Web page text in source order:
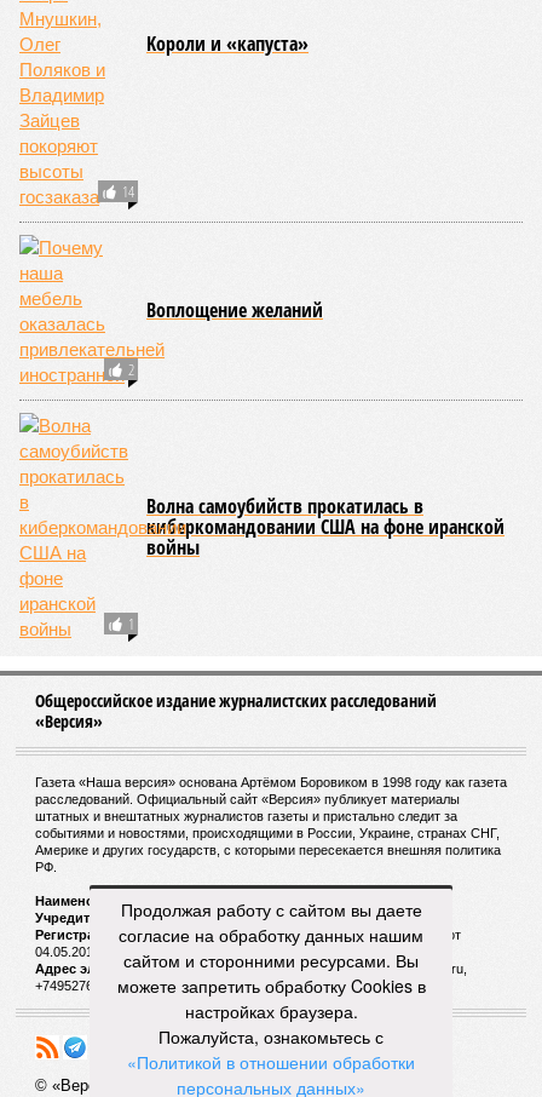
14
Kороли и «капуста»
2
Воплощение желаний
1
Волна самоубийств прокатилась в
киберкомандовании США на фоне иранской
войны
Общероссийское издание журналистских расследований
«Версия»
Газета «Наша версия» основана Артёмом Боровиком в 1998 году как газета
расследований. Официальный сайт «Версия» публикует материалы
штатных и внештатных журналистов газеты и пристально следит за
событиями и новостями, происходящими в России, Украине, странах СНГ,
Америке и других государств, с которыми пересекается внешняя политика
РФ.
Наименование:
Учредитель:
ООО «Версия»,Главный редактор:Горевой Р. Г.
Регистрационный номер Роскомнадзора:ЭЛ № ФС 77 - 72681 от
04.05.2018 г.
Адрес электронной почты и телефон редакции:versia@versia.ru,
+74952760348
© «Версия»
Продолжая работу с сайтом вы даете
согласие на обработку данных нашим
сайтом и сторонними ресурсами. Вы
можете запретить обработку Cookies в
настройках браузера.
Пожалуйста, ознакомьтесь с
«Политикой в отношении обработки
персональных данных»